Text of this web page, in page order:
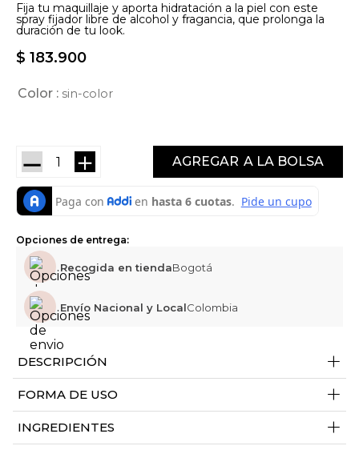
Fija tu maquillaje y aporta hidratación a la piel con este
spray fijador libre de alcohol y fragancia, que prolonga la
duración de tu look.
$ 183.900
Color sin-color
＋
－ AGREGAR
Opciones de entrega:
Recogida en tiendaBogotá
Envío Nacional y LocalColombia
DESCRIPCIÓN +
FORMA DE USO +
INGREDIENTES +